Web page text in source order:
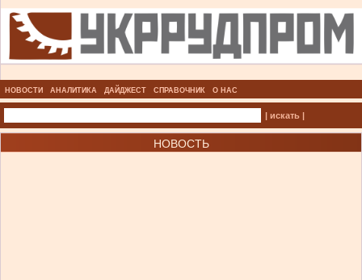
НОВОСТИ АНАЛИТИКА ДАЙДЖЕСТ СПРАВОЧНИК О НАС
| искать |
НОВОСТЬ